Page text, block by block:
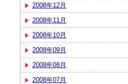
2008年12月
2008年11月
2008年10月
2008年09月
2008年08月
2008年07月